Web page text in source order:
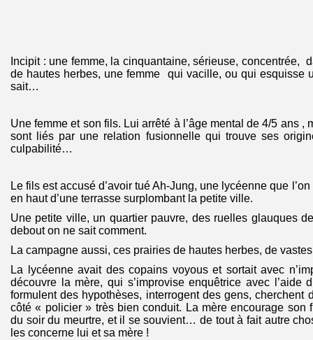
Incipit : une femme, la cinquantaine, sérieuse, concentrée,
de hautes herbes, une femme qui vacille, ou qui esquisse
sait…
Une femme et son fils. Lui arrêté à l’âge mental de 4/5 ans ,
sont liés par une relation fusionnelle qui trouve ses
culpabilité…
Le fils est accusé d’avoir tué Ah-Jung, une lycéenne que
en haut d’une terrasse surplombant la petite ville.
Une petite ville, un quartier pauvre, des ruelles glauques
debout on ne sait comment.
La campagne aussi, ces prairies de hautes herbes, de
La lycéenne avait des copains voyous et sortait avec
découvre la mère, qui s’improvise enquêtrice avec l’aide
formulent des hypothèses, interrogent des gens, cherchent
côté « policier » très bien conduit. La mère encourage son
du soir du meurtre, et il se souvient… de tout à fait autre
les concerne lui et sa mère !